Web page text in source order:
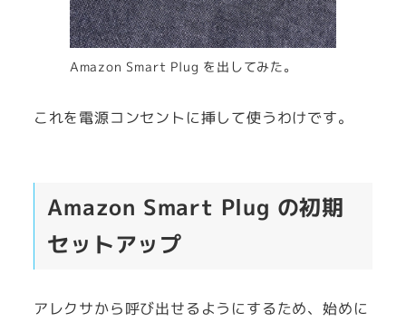
Amazon Smart Plug を出してみた。
これを電源コンセントに挿して使うわけです。
Amazon Smart Plug の初期
セットアップ
アレクサから呼び出せるようにするため、始めに